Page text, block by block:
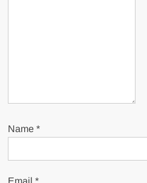
Name*
Email*